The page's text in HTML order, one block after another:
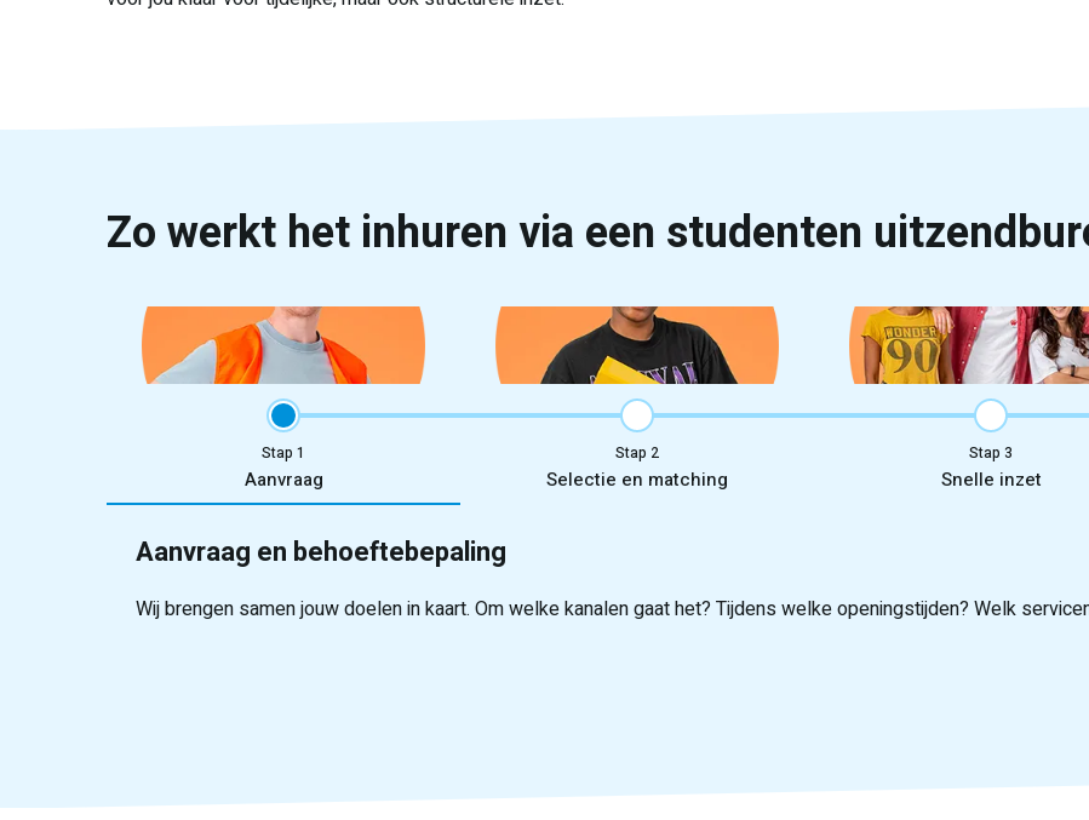
Zo werkt het inhuren via een studenten
Stap
Aanvraag
Stap
Selectie en matching
Stap
Snelle inzet
Aanvraag en behoeftebepaling
Wij brengen samen jouw doelen in kaart. Om welke kanalen gaat het? Tijdens welke openingstijden? Welk